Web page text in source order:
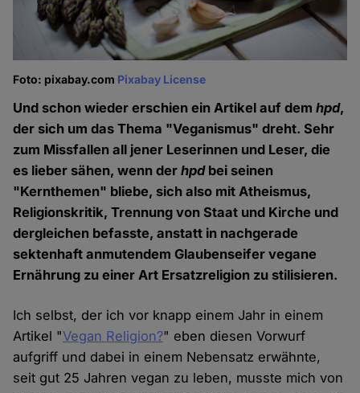
Foto: pixabay.com Pixabay License
Und schon wieder erschien ein Artikel auf demhpd,
der sich um das Thema "Veganismus" dreht. Sehr
zum Missfallen all jener Leserinnen und Leser, die
es lieber sähen, wenn derhpdbei seinen
"Kernthemen" bliebe, sich also mit Atheismus,
Religionskritik, Trennung von Staat und Kirche und
dergleichen befasste, anstatt in nachgerade
sektenhaft anmutendem Glaubenseifer vegane
Ernährung zu einer Art Ersatzreligion zu stilisieren.
Ich selbst, der ich vor knapp einem Jahr in einem
Artikel "Vegan Religion?" eben diesen Vorwurf
aufgriff und dabei in einem Nebensatz erwähnte,
seit gut 25 Jahren vegan zu leben, musste mich von